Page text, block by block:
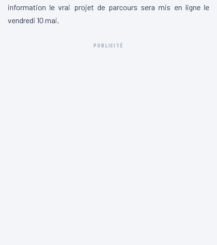
information le vrai projet de parcours sera mis en ligne le
vendredi 10 mai.
PUBLICITÉ